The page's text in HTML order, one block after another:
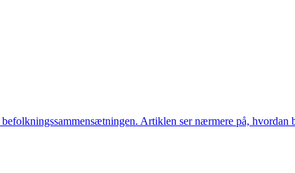
Artiklen ser nærmere på,